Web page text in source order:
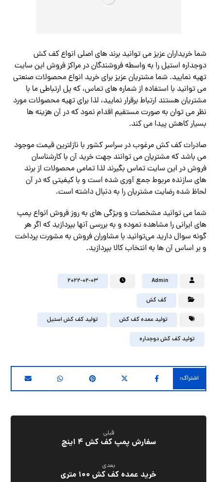
شما خریداران عزیز می توانید برند های اصلی انواع کف کش
دوجداره استیل را به واسطه فروشندگان در مراکز فروش این سایت
تهیه نمایید. شما مشتریان عزیز برای خرید انواع محصولات صنعتی
می توانید با استفاده از شماره های تماس، که پل ارتباطی ما با
مشتریان هستند ارتباط برقرار نمایید، لذا برای تهیه محصولات مورد
نظر می توان به صورت مستقیم اقدام نمود که در آن هزینه ها
بسیار کاهش پیدا می کند.
صادرات کف کش مرغوب در سراسر کشور با نازلترین قیمت موجود
می باشد که مشتریان می توانند جهت خرید آن با کارشناسان
فروش در این سایت تماس بگیرند لذا تمامی محصولات از برند
های سازنده مربوط جمع آوری شده است و با کیفیتی که در آن
لحاظ شده رضایت مشتریان را به دنبال داشته است.
شما می توانید مشخصات و ویژگی های به روز فروش انواع پمپ
های ایرانی را مشاهده نموده و به بررسی آنها بپردازید که اگر هر
گونه سوال دارید می‌توانید با مشاوران فروش به مشورت پرداخت
و بر اساس آن ها به انتخاب کالا بپردازید.
Admin
2022-02-03
کف کش
تولید عمده کف کش تولید کف کش استیل
تولید کف کش دوجداره
قبلی
سفارش پمپ کف کش ۴ اینچ
بعدی
خرید عمده کف کش ۱۰۰ متری